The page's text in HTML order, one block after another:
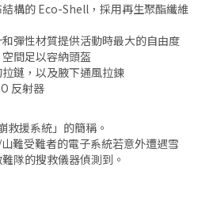
構的 Eco-Shell，採用再生聚酯纖維
彈性材質提供活動時最大的自由度
間足以容納頭盔
鏈，以及腋下通風拉鍊
反射器
救援系統」的簡稱。
難受難者的電子系統若意外遭遇雪
隊的搜救儀器偵測到。